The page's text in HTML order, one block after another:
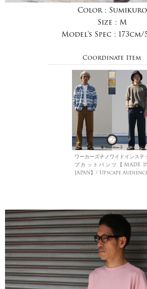
Color : Sumikuro
Size : M
Model's Spec :
Coordinate Item
ワーカーズチノワイドインステ
プカットパンツ【MADE
JAPAN】/ Upscape